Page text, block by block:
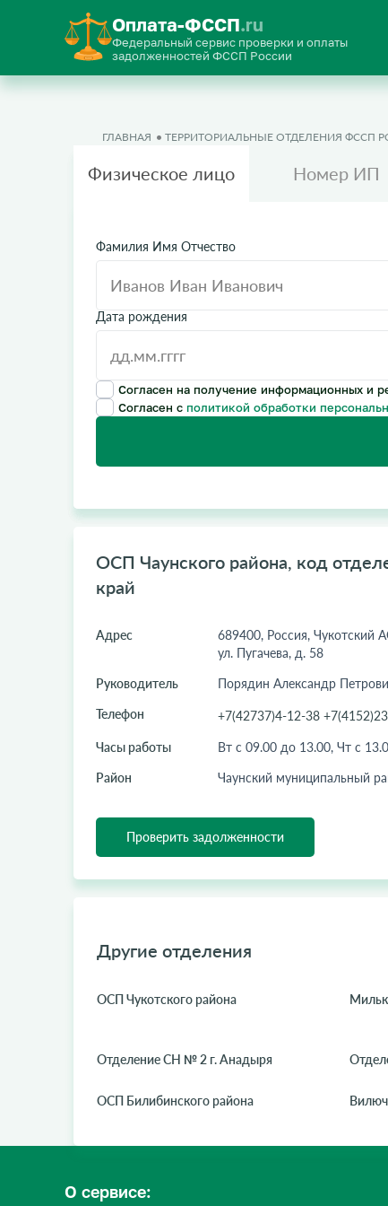
Оплата-ФССП.ru
Федеральный сервис проверки и оплаты
задолженностей ФССП России
ГЛАВНАЯ ТЕРРИТОРИАЛЬНЫЕ ОТДЕЛЕНИЯ ФССП
Физическое лицо Номер ИП
Фамилия Имя Отчество
Дата рождения
Согласен на получение информационных и
Согласен с политикой обработки
ОСП Чаунского района, код
край
Адрес
689400, Россия, Чукотский
ул. Пугачева, д. 58
Руководитель
Порядин Александр
Телефон
+7(42737)4-12-38
Часы работы
Вт с 09.00 до 13.00, Чт с
Район
Чаунский муниципальный
Проверить задолженности
Другие отделения
ОСП Чукотского района
Отделение СН № 2 г. Анадыря
ОСП Билибинского района
О сервисе: